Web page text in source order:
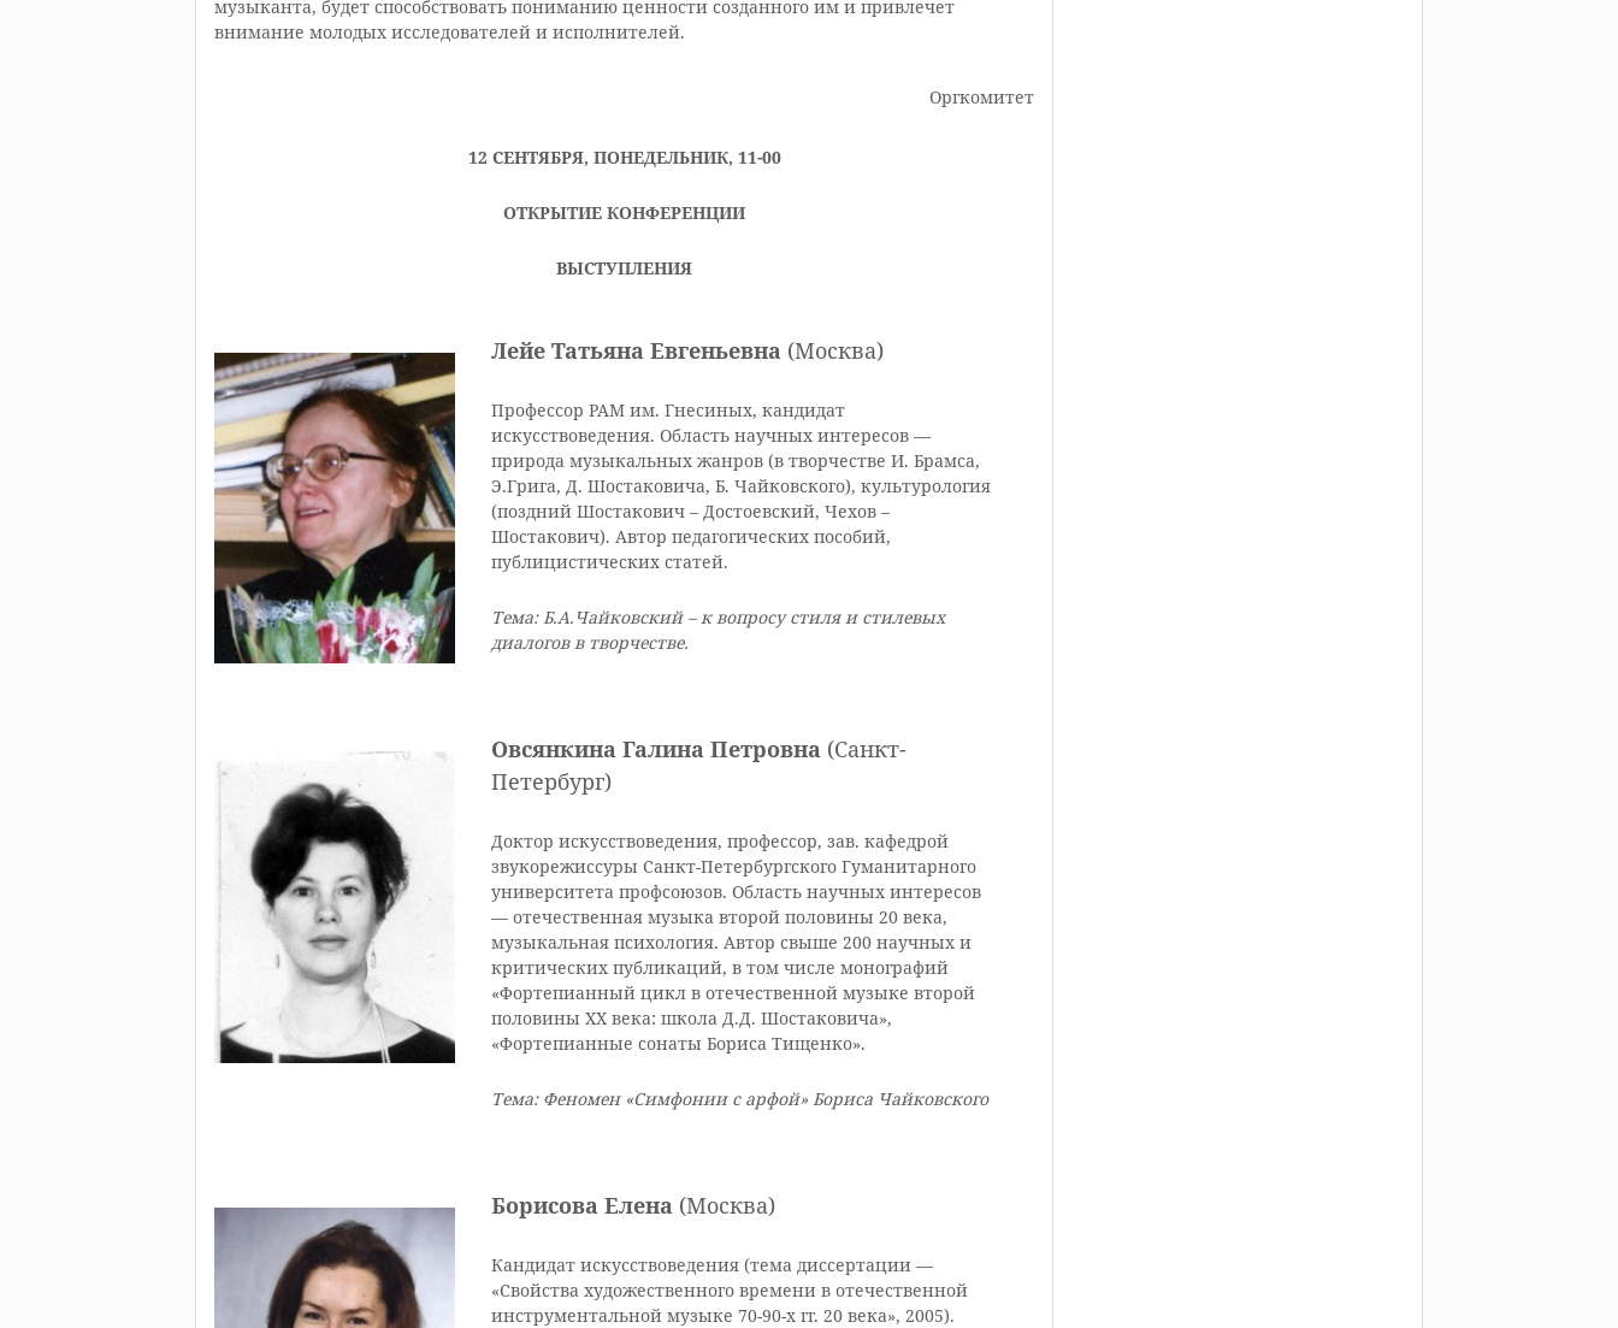
музыканта, будет способствовать пониманию ценности созданного им и привлечет
внимание молодых исследователей и исполнителей.
Оргкомитет
12 СЕНТЯБРЯ, ПОНЕДЕЛЬНИК, 11-00
ОТКРЫТИЕ КОНФЕРЕНЦИИ
ВЫСТУПЛЕНИЯ
Лейе Татьяна Евгеньевна (Москва)
Профессор РАМ им. Гнесиных, кандидат
искусствоведения. Область научных интересов —
природа музыкальных жанров (в творчестве И. Брамса,
Э.Грига, Д. Шостаковича, Б. Чайковского), культурология
(поздний Шостакович – Достоевский, Чехов –
Шостакович). Автор педагогических пособий,
публицистических статей.
Тема: Б.А.Чайковский – к вопросу стиля и стилевых
диалогов в творчестве.
Овсянкина Галина Петровна (Санкт-
Петербург)
Доктор искусствоведения, профессор, зав. кафедрой
звукорежиссуры Санкт-Петербургского Гуманитарного
университета профсоюзов. Область научных интересов
— отечественная музыка второй половины 20 века,
музыкальная психология. Автор свыше 200 научных и
критических публикаций, в том числе монографий
«Фортепианный цикл в отечественной музыке второй
половины ХХ века: школа Д.Д. Шостаковича»,
«Фортепианные сонаты Бориса Тищенко».
Тема: Феномен «Симфонии с арфой» Бориса Чайковского
Борисова Елена (Москва)
Кандидат искусствоведения (тема диссертации —
«Свойства художественного времени в отечественной
инструментальной музыке 70-90-х гг. 20 века», 2005).